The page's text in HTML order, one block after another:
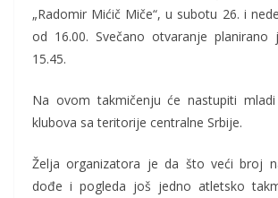
„Radomir Mićič Miče“, u subotu 26. i
od 16.00. Svečano otvaranje
15.45.
Na ovom takmičenju će nastupiti
klubova sa teritorije centralne Srbije.
Želja organizatora je da što veći broj
dođe i pogleda još jedno atletsko